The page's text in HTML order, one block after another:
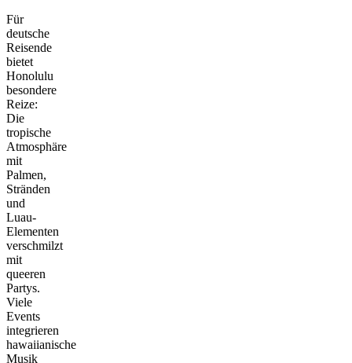
Für
deutsche
Reisende
bietet
Honolulu
besondere
Reize:
Die
tropische
Atmosphäre
mit
Palmen,
Stränden
und
Luau-
Elementen
verschmilzt
mit
queeren
Partys.
Viele
Events
integrieren
hawaiianische
Musik